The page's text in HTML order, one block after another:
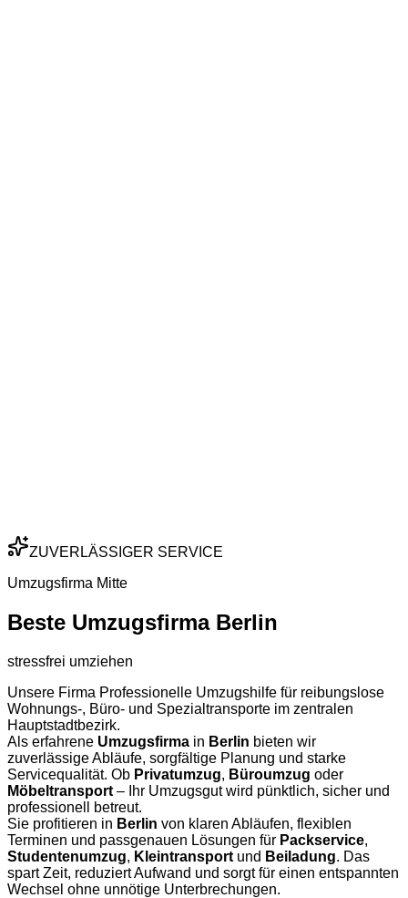
ZUVERLÄSSIGER SERVICE
Umzugsfirma Mitte
Beste Umzugsfirma Berlin
stressfrei umziehen
Unsere Firma Professionelle Umzugshilfe für reibungslose
Wohnungs-, Büro- und Spezialtransporte im zentralen
Hauptstadtbezirk.
Als erfahrene Umzugsfirma in Berlin bieten wir
zuverlässige Abläufe, sorgfältige Planung und starke
Servicequalität. Ob Privatumzug, Büroumzug oder
Möbeltransport – Ihr Umzugsgut wird pünktlich, sicher und
professionell betreut.
Sie profitieren in Berlin von klaren Abläufen, flexiblen
Terminen und passgenauen Lösungen für Packservice,
Studentenumzug, Kleintransport und Beiladung. Das
spart Zeit, reduziert Aufwand und sorgt für einen entspannten
Wechsel ohne unnötige Unterbrechungen.